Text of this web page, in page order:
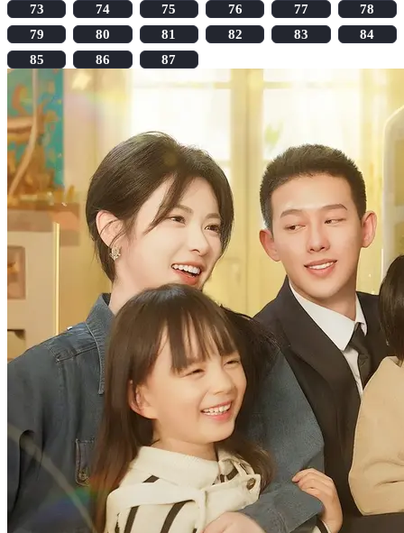
73
74 75 76 77
78
79
80 81 82 83
84
85
86 87